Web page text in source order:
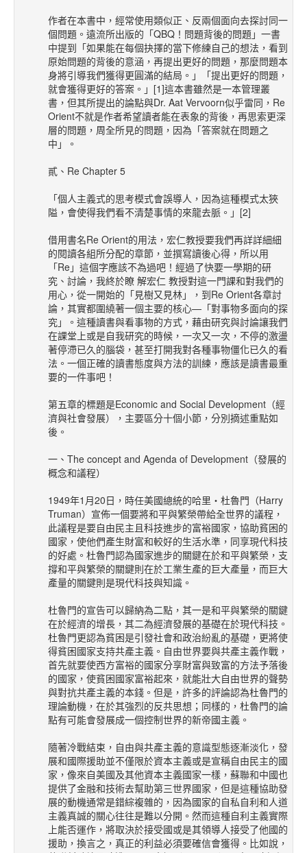
作者在本書中，經常使用類似正、反兩個面向去探討同一
個問題。遠流所出版的「QBQ！問題背後的問題」一書
中提到「如果能在每個抉擇的當下修練自己的想法，看到
原始問題的背後的意涵，再提出更好的問題，那麼問題本
身將引導我們獲得更圓滿的結局。」「提出更好的問題，
就會獲得更好的答案。」[1]這本書雖然是一本管理叢
書，但其所提出的論點與Dr. Aat Vervoorn似乎雷同，Re
Orient不就是作者希望讀者能在表象的背後，再思索更深
層的問題，周全所見的問題，因為「答案就在問題之
中」。
貳、Re Chapter 5
「個人主義式的思考模式會誤導人，因為這種模式太狹
隘，會使得我們看不清楚事情的來龍去脈。」[2]
借用書名Re Orient的用法，宏仁教授要我們再詳詳細細
的閱讀各組所分配的章節，並撰寫讀後心得，所以用
「Re」這個字應該不為過吧！經過了快要一學期的研
究、討論，我終於瞭 解宏仁 教授對這一門課和對我們的
用心，從一開始的「見樹又見林」，到Re Orient各章討
論，其實都圍繞著一個主要的核心—「對事物多面向的探
究」。這種讀書與看事物的方式，藉由研究與討論讓我們
在課堂上或是自我研究的時候，一次又一次，不停的激盪
著停滯已久的腦袋，甚至打開我對各種事物僵化已久的看
法。一個正確的讀書態度與方法的訓練，應該是讀書最重
要的一件事吧！
第五章的標題是Economic and Social Development（經
濟與社會發展），主要區分十個小節，分別摘述重點如
後。
一、The concept and Agenda of Development（發展的
概念和議程）
1949年1月20日，時任美國總統的哈里‧杜魯門（Harry
Truman）宣佈一個要將和平與繁榮帶給全世界的議程，
此議程是要自由民主且科技進步的富裕國家，協助貧困的
國家，使他們產生財富和較好的生活水準，同享現代科技
的好處。杜魯門認為國家進步的關鍵在於和平與繁榮，支
撐和平與繁榮的關鍵則在於工業生產的巨大產量，而巨大
產量的關鍵則是現代科技與知識。
杜魯門的宣告可以歸納為二點，其一是和平與繁榮的關鍵
在於經濟的增長，其二為經濟發展的基礎在於現代科技。
杜魯門更認為貧困是引發社會和政治紛亂的基礎，更將使
得貧困國家支持共產主義。自由世界要與共產主義作戰，
首先就要使西方富裕的國家分享財富與致富的方法予落後
的國家，使貧困國家富裕起來，就能壯大自由世界的聲勢
與對抗共產主義的本錢。但是，許多的評論認為杜魯門的
理論動機，在於其強烈的反共思想；同樣的，杜魯門的論
點有可能會發展成一個控制世界的新帝國主義。
隨著冷戰結束，自由與共產主義的意識型態逐漸淡化，發
展和國際援助並不僅限於資本主義或是宣稱自由民主的國
家，像來自美國及其他資本主義國家一樣，蘇聯和中國也
提供了金融和技術去幫助第三世界國家，但是這種協助發
展的動機通常是錯綜複雜的，因為國家的自私自利和人道
主義真誠的關心往往是難以分開。然而這種自利主義實際
上能否運作，將取決於接受國或是其領導人接受了他國的
援助，換言之，真正的利益必須要確信會獲得。比如說，